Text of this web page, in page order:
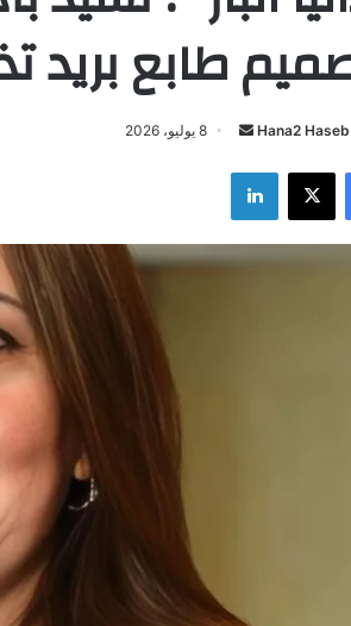
طابع بريد
Hana2 Haseb
ل
ب
ا
8 يوليو، 2026
فيسبوك